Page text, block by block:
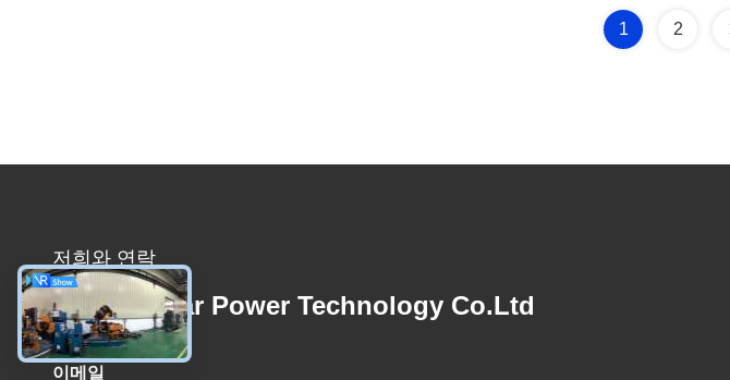
1 2
저희와 연락
Foshan Star Power Technology Co.Ltd
이메일